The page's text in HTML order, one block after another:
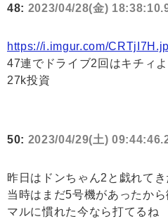
48: 2023/04/28(金)
https://i.imgur.com/
47連でドライブ2回はキチィ
27k投資
50: 2023/04/29(土)
昨日はドンちゃん2と戯れてき
当時はまだ5号機があったか
マルに慣れた今なら打てるね